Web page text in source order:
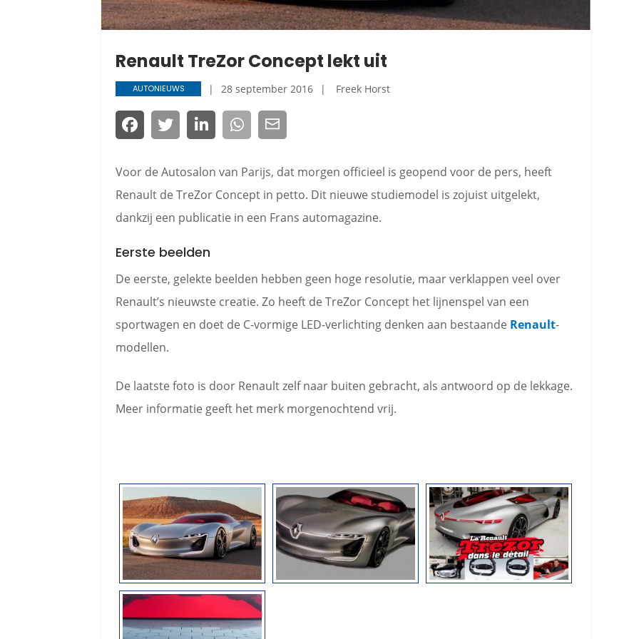
Renault TreZor Concept lekt uit
AUTONIEUWS 28 september 2016 Freek Horst
Voor de Autosalon van Parijs, dat morgen officieel is geopend voor de pers, heeft
Renault de TreZor Concept in petto. Dit nieuwe studiemodel is zojuist uitgelekt,
dankzij een publicatie in een Frans automagazine.
Eerste beelden
De eerste, gelekte beelden hebben geen hoge resolutie, maar verklappen veel over
Renault’s nieuwste creatie. Zo heeft de TreZor Concept het lijnenspel van een
sportwagen en doet de C-vormige LED-verlichting denken aan bestaande Renault-
modellen.
De laatste foto is door Renault zelf naar buiten gebracht, als antwoord op de lekkage.
Meer informatie geeft het merk morgenochtend vrij.